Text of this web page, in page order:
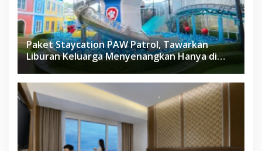
Paket Staycation PAW Patrol, Tawarkan
Liburan Keluarga Menyenangkan Hanya di
Herloom Hotel BSD